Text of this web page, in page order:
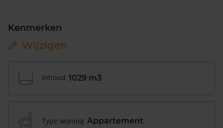
Kenmerken
Wijzigen
Inhoud 1029 m3
Type woning Appartement